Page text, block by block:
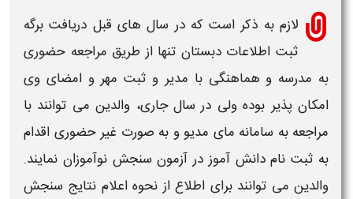
لازم به ذکر است که در سال های قبل دریافت برگه
ثبت اطلاعات دبستان​ تنها از طریق مراجعه حضوری
به مدرسه و هماهنگی با مدیر و ثبت مهر و امضای وی
امکان پذیر بوده ولی در سال جاری، والدین می توانند با
مراجعه به سامانه مای مدیوو به صورت غیر حضوری اقدام
به ثبت نام دانش آموز در آزمون سنجش نوآموزان نمایند.
والدین می توانند برای اطلاع از نحوه اعلام نتایج سنجش